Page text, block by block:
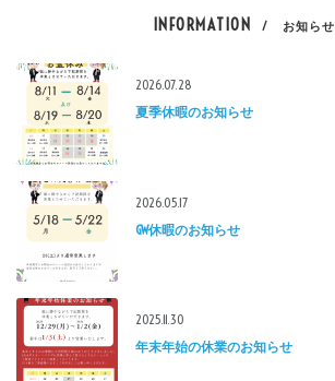
INFORMATION / お知らせ
2026.07.28
夏季休暇のお知らせ
2026.05.17
GW休暇のお知らせ
2025.11.30
年末年始の休業のお知らせ